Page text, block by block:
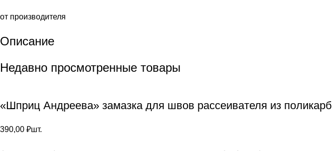
от производителя
Описание
Недавно просмотренные товары
«Шприц Андреева» замазка для швов рассеивателя из
390,00 ₽шт.